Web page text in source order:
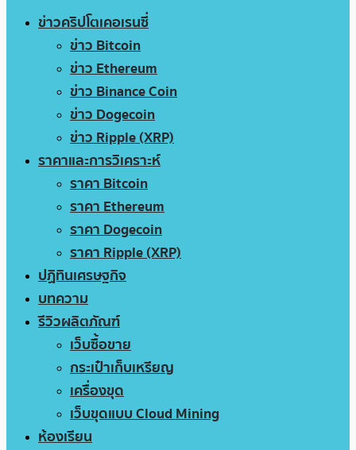
ข่าวคริปโตเคอเรนซี่
ข่าว Bitcoin
ข่าว Ethereum
ข่าว Binance Coin
ข่าว Dogecoin
ข่าว Ripple (XRP)
ราคาและการวิเคราะห์
ราคา Bitcoin
ราคา Ethereum
ราคา Dogecoin
ราคา Ripple (XRP)
ปฏิทินเศรษฐกิจ
บทความ
รีวิวผลิตภัณฑ์
เว็บซื้อขาย
กระเป๋าเก็บเหรียญ
เครื่องขุด
เว็บขุดแบบ Cloud Mining
ห้องเรียน